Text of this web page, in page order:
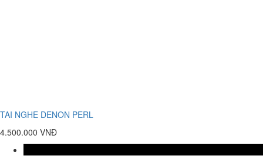
TAI NGHE DENON PERL
4.500.000 VNĐ